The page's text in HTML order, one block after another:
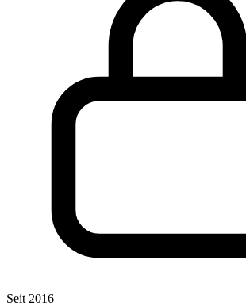
Seit 2016